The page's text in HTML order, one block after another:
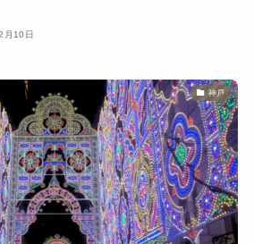
月10日
神戸